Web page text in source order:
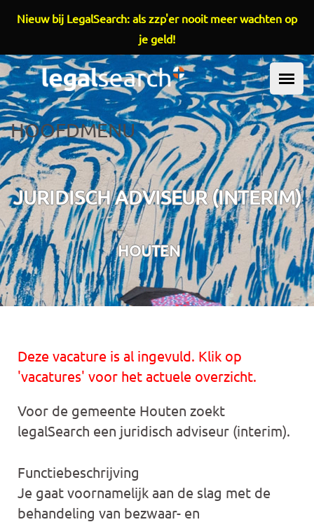
Overslaan en naar de inhoud gaan
HOOFDMENU
JURIDISCH ADVISEUR (INTERIM)
HOUTEN
Deze vacature is al ingevuld. Klik op
'vacatures' voor het actuele overzicht.
Voor de gemeente Houten zoekt
legalSearch een juridisch adviseur (interim).
Functiebeschrijving
Je gaat voornamelijk aan de slag met de
behandeling van bezwaar- en
Nieuw bij LegalSearch: als zzp'er nooit meer wachten op
je geld!